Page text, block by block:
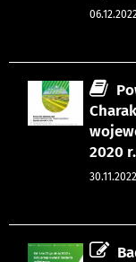
2020 r.
30.11.2022